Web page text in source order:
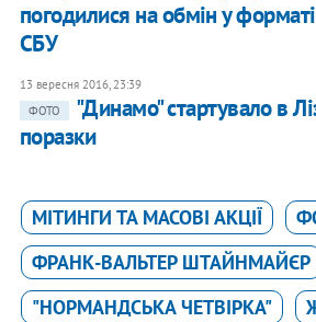
погодилися на обмін у форматі
СБУ
13 вересня 2016, 23:39
ФОТО
"Динамо" стартувало в
поразки
МІТИНГИ ТА МАСОВІ АКЦІЇ
ФРАНК-ВАЛЬТЕР ШТАЙНМАЙЄР
"НОРМАНДСЬКА ЧЕТВІРКА"